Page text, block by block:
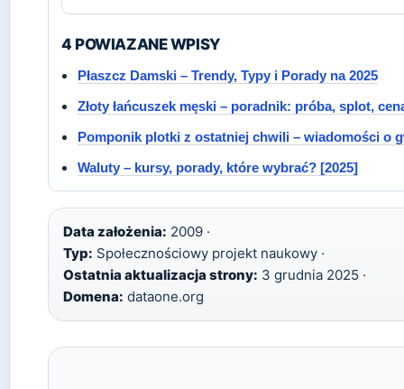
4 POWIAZANE WPISY
Płaszcz Damski – Trendy, Typy i Porady na 2025
Złoty łańcuszek męski – poradnik: próba, splot,
Pomponik plotki z ostatniej chwili – wiadomości o
Waluty – kursy, porady, które wybrać? [2025]
Data założenia: 2009 ·
Typ: Społecznościowy projekt naukowy ·
Ostatnia aktualizacja strony: 3 grudnia 2025 ·
Domena: dataone.org